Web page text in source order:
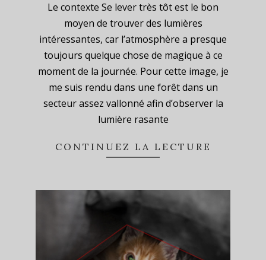
08-Le contexte Se lever très tôt est le bon
moyen de trouver des lumières
intéressantes, car l’atmosphère a presque
toujours quelque chose de magique à ce
moment de la journée. Pour cette image, je
me suis rendu dans une forêt dans un
secteur assez vallonné afin d’observer la
lumière rasante
CONTINUEZ LA LECTURE